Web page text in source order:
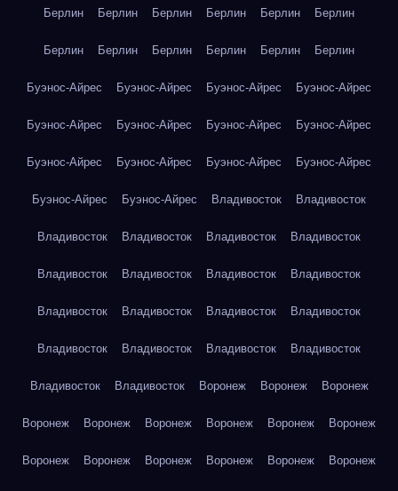
Берлин Берлин Берлин Берлин Берлин Берлин
Берлин Берлин Берлин Берлин Берлин Берлин
Буэнос-Айрес Буэнос-Айрес Буэнос-Айрес Буэнос-Айрес
Буэнос-Айрес Буэнос-Айрес Буэнос-Айрес Буэнос-Айрес
Буэнос-Айрес Буэнос-Айрес Буэнос-Айрес Буэнос-Айрес
Буэнос-Айрес Буэнос-Айрес Владивосток Владивосток
Владивосток Владивосток Владивосток Владивосток
Владивосток Владивосток Владивосток Владивосток
Владивосток Владивосток Владивосток Владивосток
Владивосток Владивосток Владивосток Владивосток
Владивосток Владивосток Воронеж Воронеж Воронеж
Воронеж Воронеж Воронеж Воронеж Воронеж Воронеж
Воронеж Воронеж Воронеж Воронеж Воронеж Воронеж